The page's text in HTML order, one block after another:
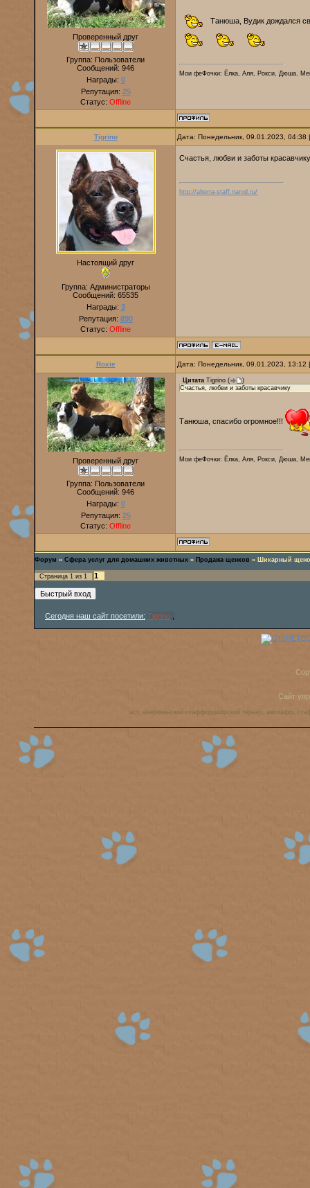
Проверенный друг
Группа: Пользователи
Сообщений: 946
Награды: 0
Репутация: 25
Статус: Offline
Танюша, Вудик дождался
Мои феФочки: Ёлка, Аля, Рокси, Дюша,
Tigrino Дата: Понедельник, 09.01.2023,
Настоящий друг
Группа: Администраторы
Сообщений: 65535
Награды: 3
Репутация: 890
Статус: Offline
Счастья, любви и заботы
http://alterra-staff.narod.ru/
Roxie Дата: Понедельник, 09.01.2023,
Проверенный друг
Группа: Пользователи
Сообщений: 946
Награды: 0
Репутация: 25
Статус: Offline
Цитата Tigrino (
)
Счастья, любви и заботы красавчику
Танюша, спасибо огромное!!!
Мои феФочки: Ёлка, Аля, Рокси, Дюша,
Форум » Сфера услуг для домашних животных » Продажа щенков » Шикарный
Страница 1 из 1 1
Сегодня наш сайт посетили: Tigrino
Сайт
аст, американский стаффордширский терьер, амстафф,